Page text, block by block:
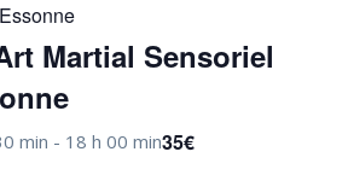
Martial Sensoriel
min - 18 h 00 min35€